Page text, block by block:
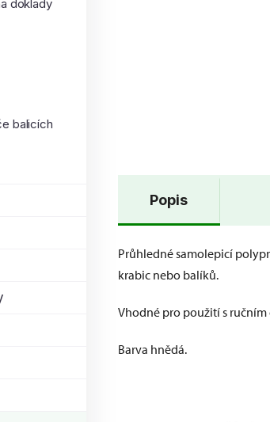
doklady
balicích
Popis
Průhledné samolepicí
krabic nebo balíků.
Vhodné pro použití s
Barva hnědá.